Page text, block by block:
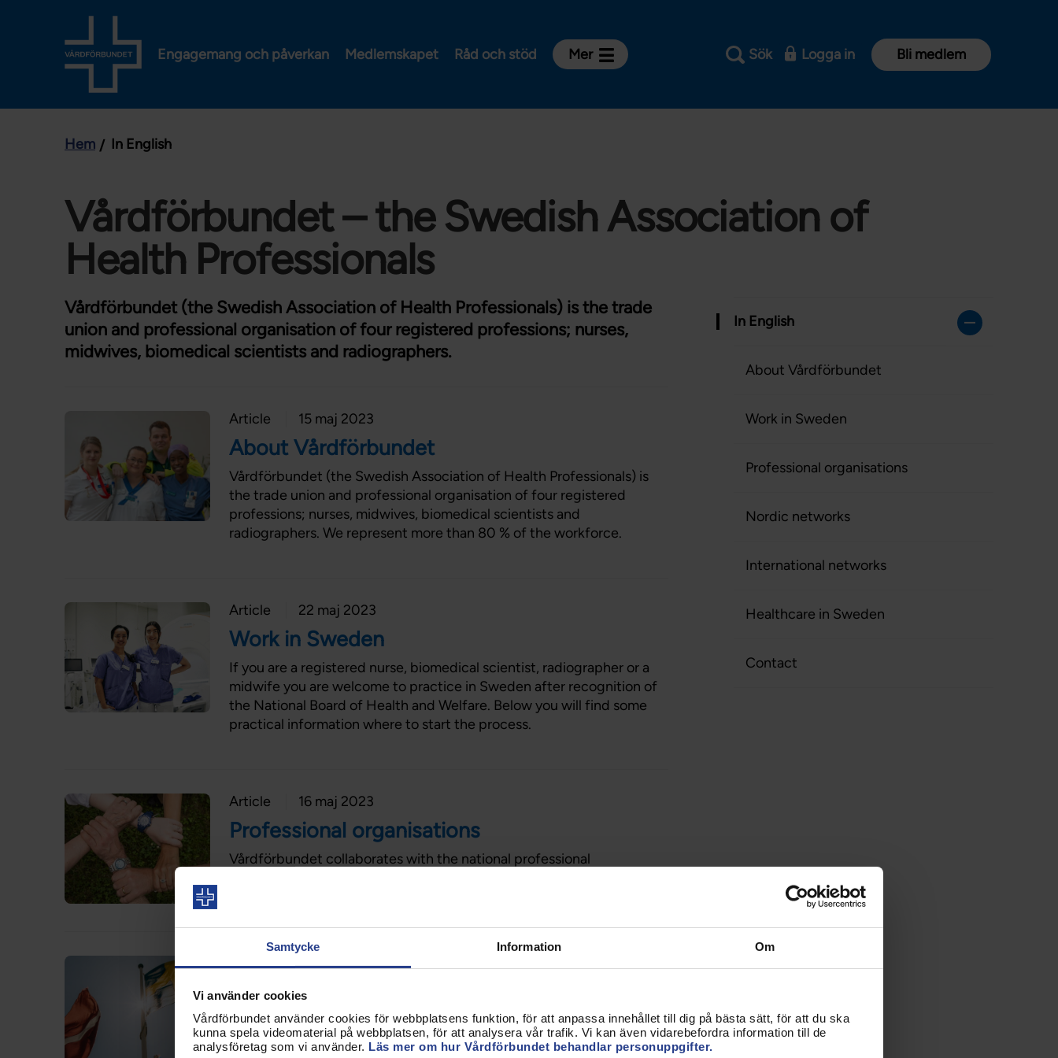
Samtycke Information Om
Vi använder cookies
Vårdförbundet använder cookies för webbplatsens funktion, för att anpassa innehållet till dig på bästa sätt, för att du ska
kunna spela videomaterial på webbplatsen, för att analysera vår trafik. Vi kan även vidarebefordra information till de
analysföretag som vi använder. Läs mer om hur Vårdförbundet behandlar personuppgifter.
Engagemang och påverkan Medlemskapet Råd och stöd Mer
Aktiviteter och utbildningar
För dig som är:
Sjuksköterska
Röntgensjuksköterska
Biomedicinsk analytiker
Förtroendevald
Sök Logga in Bli medlem
Hem In English
Vårdförbundet – the Swedish Association of
Health Professionals
In English
About Vårdförbundet
Work in Sweden
Professional organisations
Nordic networks
International networks
Healthcare in Sweden
Contact
Vårdförbundet (the Swedish Association of Health Professionals) is the trade
union and professional organisation of four registered professions; nurses,
midwives, biomedical scientists and radiographers.
Article 15 maj 2023
About Vårdförbundet
Vårdförbundet (the Swedish Association of Health Professionals) is
the trade union and professional organisation of four registered
professions; nurses, midwives, biomedical scientists and
radiographers. We represent more than 80 % of the workforce.
Article 22 maj 2023
Work in Sweden
If you are a registered nurse, biomedical scientist, radiographer or a
midwife you are welcome to practice in Sweden after recognition of
the National Board of Health and Welfare. Below you will find some
practical information where to start the process.
Article 16 maj 2023
Professional organisations
Vårdförbundet collaborates with the national professional
Article 16 maj 2023
Nordic networks
Vårdförbundet collaborates with the trade unions and professional
organisations that represent four healthcare professions in the Nordic